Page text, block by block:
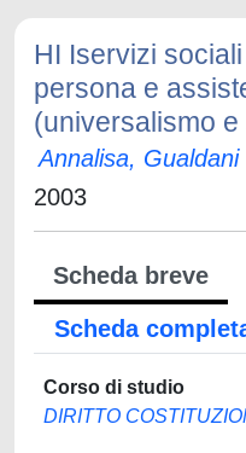
HI Iservizi
persona e
(universalismo
Annalisa, Gualdani
2003
Scheda breve
Scheda
Corso di studio
DIRITTO